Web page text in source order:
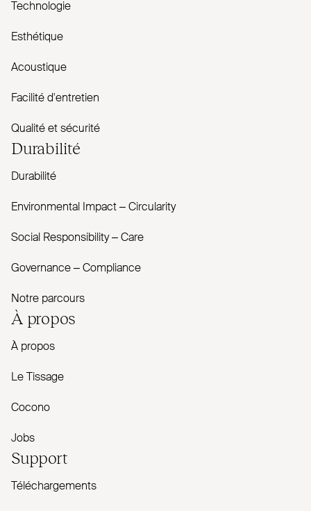
Technologie
Esthétique
Acoustique
Facilité d'entretien
Qualité et sécurité
Durabilité
Durabilité
Envi­ronmental Impact – Cir­cularity
Social Responsibility – Care
Governance – Com­pliance
Notre parcours
À propos
À propos
Le Tissage
Cocono
Jobs
Support
Téléchargements